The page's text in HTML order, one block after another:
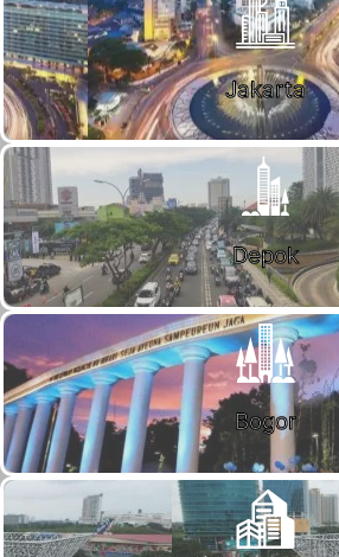
Jakarta
Depok
Bogor